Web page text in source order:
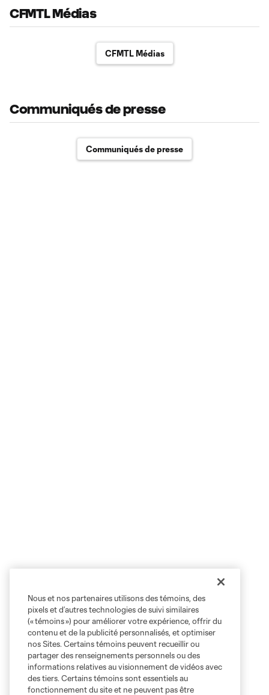
CFMTL Médias
CFMTL Médias
Communiqués de presse
Communiqués de presse
Nous et nos partenaires utilisons des témoins, des
pixels et d’autres technologies de suivi similaires
(« témoins ») pour améliorer votre expérience, offrir du
contenu et de la publicité personnalisés, et optimiser
nos Sites. Certains témoins peuvent recueillir ou
partager des renseignements personnels ou des
informations relatives au visionnement de vidéos avec
des tiers. Certains témoins sont essentiels au
fonctionnement du site et ne peuvent pas être